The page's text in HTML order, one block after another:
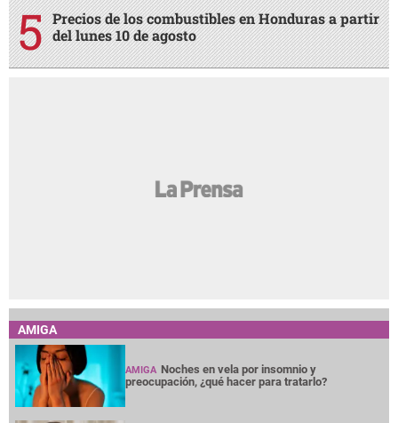
Precios de los combustibles en Honduras a partir
del lunes 10 de agosto
AMIGA
AMIGA Noches en vela por insomnio y
preocupación, ¿qué hacer para tratarlo?